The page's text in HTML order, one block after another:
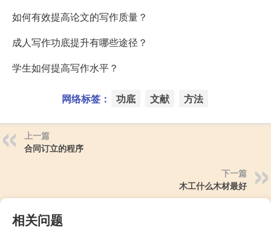
如何有效提高论文的写作质量？
成人写作功底提升有哪些途径？
学生如何提高写作水平？
网络标签： 功底 文献 方法
上一篇
合同订立的程序
下一篇
木工什么木材最好
相关问题